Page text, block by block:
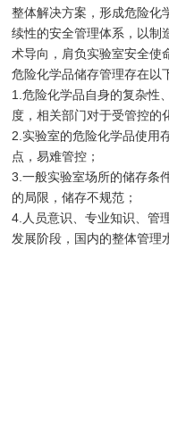
整体解决方案，形成危险化
续性的安全管理体系，以制
术导向，肩负实验室安全使
危险化学品储存管理存在以
1.危险化学品自身的复杂性
度，相关部门对于受管控的
2.实验室的危险化学品使用
点，易难管控；
3.一般实验室场所的储存条
的局限，储存不规范；
4.人员意识、专业知识、管
发展阶段，国内的整体管理